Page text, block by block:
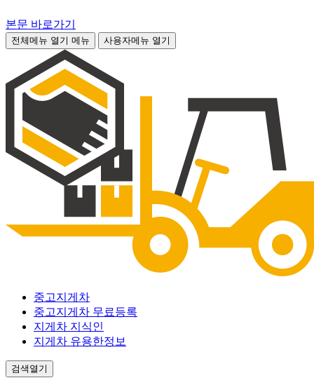
본문 바로가기
전체메뉴 열기 메뉴 사용자메뉴 열기
중고지게차
중고지게차 무료등록
지게차 지식인
지게차 유용한정보
검색열기